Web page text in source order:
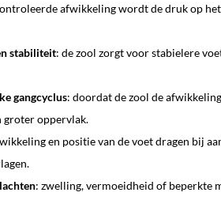
afwikkeling wordt de druk op
stabiliteit: de zool zorgt voor stabielere
gangcyclus: doordat de zool de
groter oppervlak.
en positie van de voet dragen bij
: zwelling, vermoeidheid of beperkte